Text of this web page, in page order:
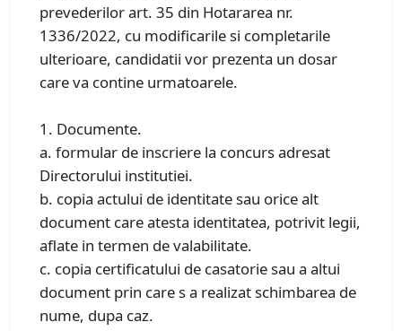
prevederilor art. 35 din Hotararea nr.
1336/2022, cu modificarile si completarile
ulterioare, candidatii vor prezenta un dosar
care va contine urmatoarele.
1. Documente.
a. formular de inscriere la concurs adresat
Directorului institutiei.
b. copia actului de identitate sau orice alt
document care atesta identitatea, potrivit legii,
aflate in termen de valabilitate.
c. copia certificatului de casatorie sau a altui
document prin care s a realizat schimbarea de
nume, dupa caz.